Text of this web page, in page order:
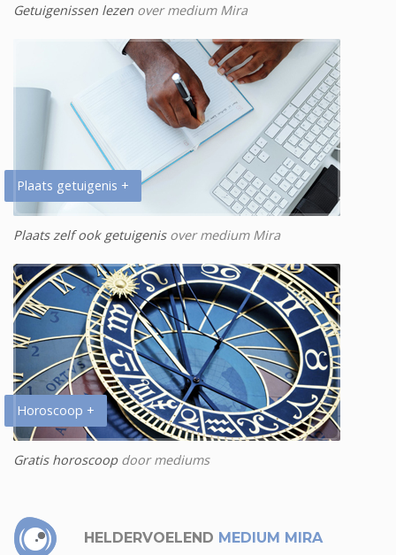
Getuigenissen lezen over medium Mira
Plaats getuigenis +
Plaats zelf ook getuigenisover medium Mira
Horoscoop +
Gratis horoscoopdoor mediums
HELDERVOELEND MEDIUM MIRA